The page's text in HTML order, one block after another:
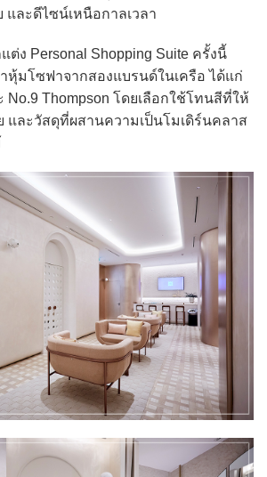
ละดีไซน์เหนือกาลเวลา
Personal Shopping Suite ครั้งนี้
หุ้มโซฟาจากสองแบรนด์ในเครือ ได้แก่
No.9 Thompson โดยเลือกใช้โทนสีที่ให้
และวัสดุที่ผสานความเป็นโมเดิร์นคลาส